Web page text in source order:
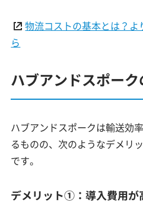
物流コストの基本とは？
ら
ハブアンドスポー
ハブアンドスポークは輸送効
るものの、次のようなデメリ
です。
デメリット①：導入費用が